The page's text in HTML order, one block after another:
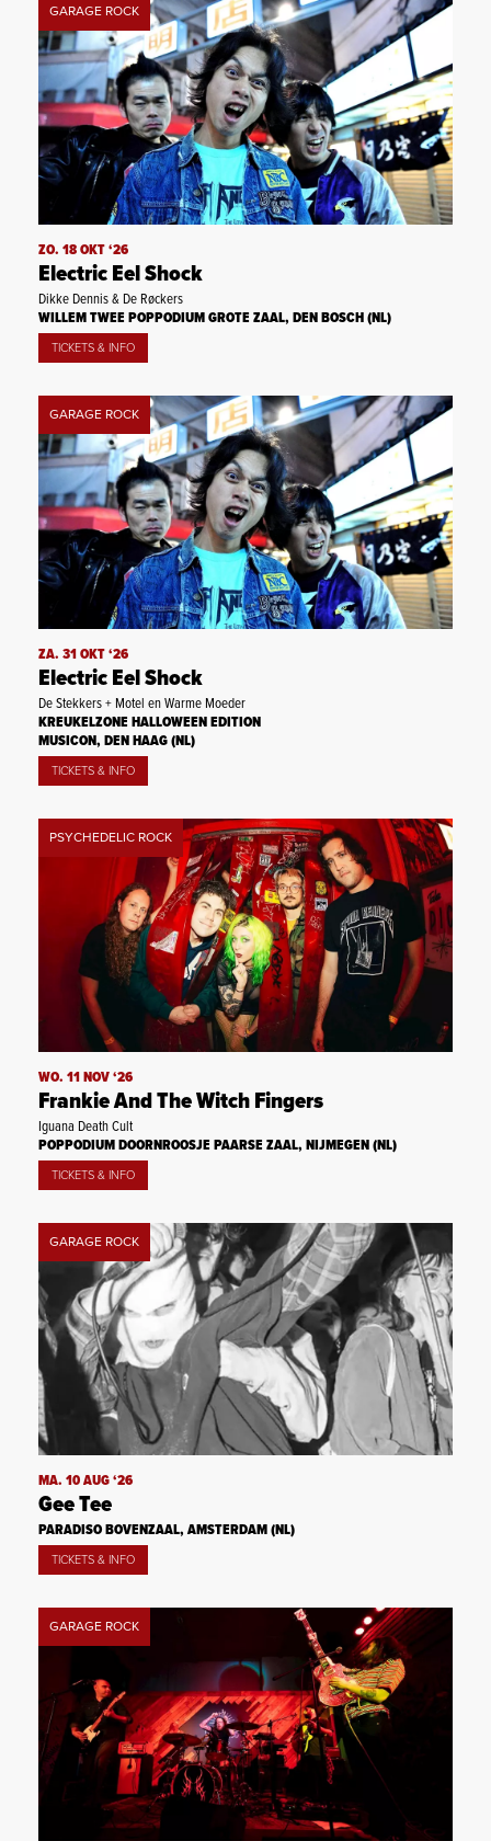
GARAGE ROCK
ZO. 18 OKT ‘26
Electric Eel Shock
Dikke Dennis & De Røckers
WILLEM TWEE POPPODIUM GROTE ZAAL, DEN BOSCH (NL)
TICKETS & INFO
GARAGE ROCK
ZA. 31 OKT ‘26
Electric Eel Shock
De Stekkers + Motel en Warme Moeder
KREUKELZONE HALLOWEEN EDITION
MUSICON, DEN HAAG (NL)
TICKETS & INFO
PSYCHEDELIC ROCK
WO. 11 NOV ‘26
Frankie And The Witch Fingers
Iguana Death Cult
POPPODIUM DOORNROOSJE PAARSE ZAAL, NIJMEGEN (NL)
TICKETS & INFO
GARAGE ROCK
MA. 10 AUG ‘26
Gee Tee
PARADISO BOVENZAAL, AMSTERDAM (NL)
TICKETS & INFO
GARAGE ROCK